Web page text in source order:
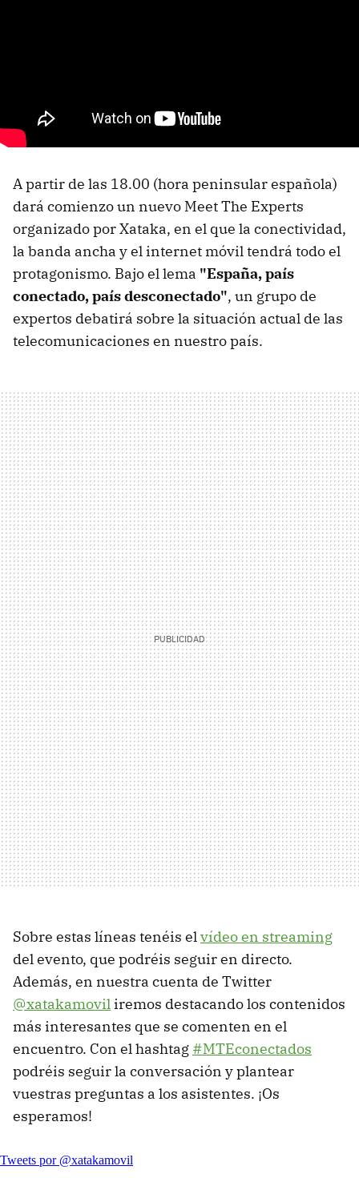
A partir de las 18.00 (hora peninsular española)
dará comienzo un nuevo Meet The Experts
organizado por Xataka, en el que la conectividad,
la banda ancha y el internet móvil tendrá todo el
protagonismo. Bajo el lema "España, país
conectado, país desconectado", un grupo de
expertos debatirá sobre la situación actual de las
telecomunicaciones en nuestro país.
Sobre estas líneas tenéis elvídeo en streaming
del evento, que podréis seguir en directo.
Además, en nuestra cuenta de Twitter
@xatakamovil iremos destacando los contenidos
más interesantes que se comenten en el
encuentro. Con el hashtag #MTEconectados
podréis seguir la conversación y plantear
vuestras preguntas a los asistentes. ¡Os
esperamos!